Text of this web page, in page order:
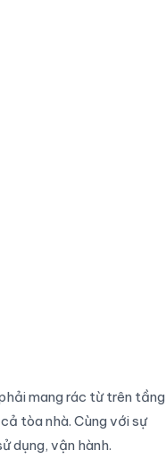
mang rác từ trên tầng
tòa nhà. Cùng với sự
dụng, vận hành.